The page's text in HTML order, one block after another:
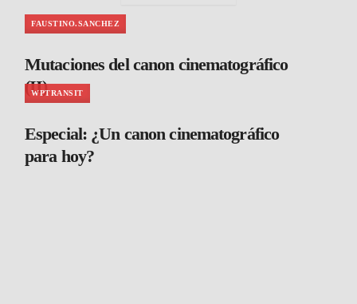
FAUSTINO.SANCHEZ
Mutaciones del canon cinematográfico
(II)
WPTRANSIT
Especial: ¿Un canon cinematográfico
para hoy?